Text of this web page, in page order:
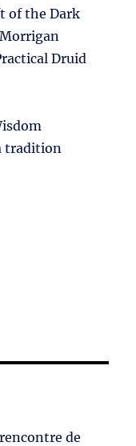
of the Dark
Druid
tradition
de